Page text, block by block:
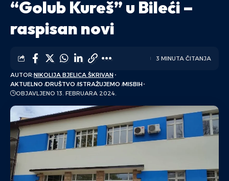
“Golub Kureš” u Bileći –
raspisan novi
AUTOR:NIKOLIJA BJELICA ŠKRIVAN
AKTUELNO DRUŠTVO ISTRAŽUJEMO MISBIH
OBJAVLJENO 13. FEBRUARA 2024.
3 MINUTA ČITANJA